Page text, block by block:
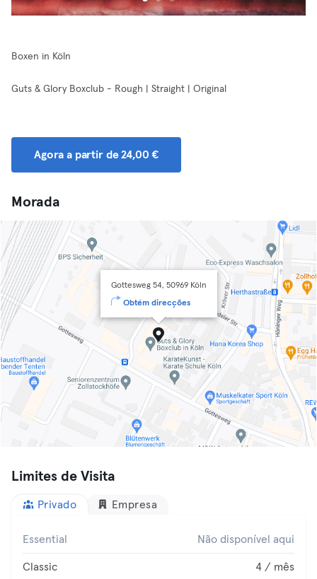
Boxen in Köln
Guts & Glory Boxclub - Rough | Straight | Original
Agora a partir de 24,00 €
Morada
Gottesweg 54, 50969 Köln
Obtém direcções
Limites de Visita
Privado Empresa
Essential Não disponível aqui
Classic 4 / mês